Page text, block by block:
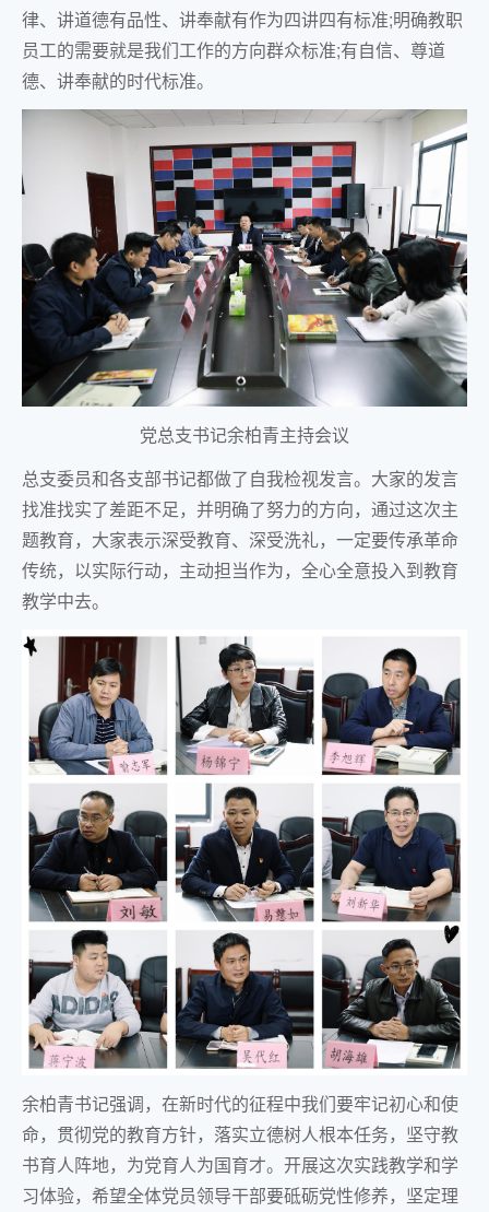
律、讲道德有品性、讲奉献有作为四讲四有标准;明确教职
员工的需要就是我们工作的方向群众标准;有自信、尊道
德、讲奉献的时代标准。
党总支书记余柏青主持会议
总支委员和各支部书记都做了自我检视发言。大家的发言
找准找实了差距不足，并明确了努力的方向，通过这次主
题教育，大家表示深受教育、深受洗礼，一定要传承革命
传统，以实际行动，主动担当作为，全心全意投入到教育
教学中去。
余柏青书记强调，在新时代的征程中我们要牢记初心和使
命，贯彻党的教育方针，落实立德树人根本任务，坚守教
书育人阵地，为党育人为国育才。开展这次实践教学和学
习体验，希望全体党员领导干部要砥砺党性修养，坚定理